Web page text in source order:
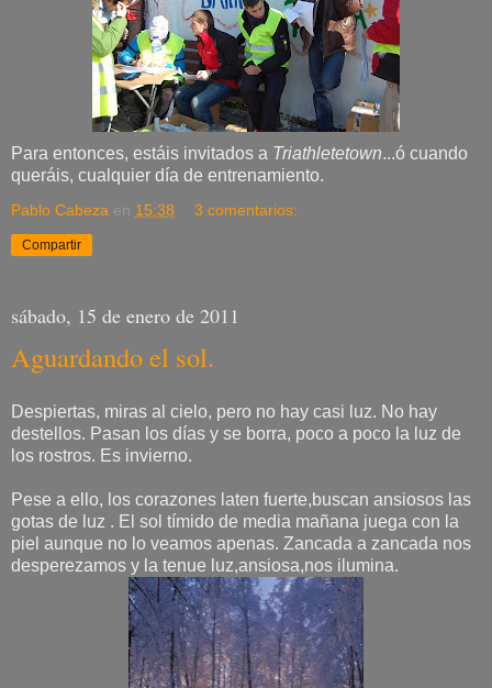
Para entonces, estáis invitados a Triathletetown...ó cuando
queráis, cualquier día de entrenamiento.
Pablo Cabeza en 15:38 3 comentarios:
Compartir
sábado, 15 de enero de 2011
Aguardando el sol.
Despiertas, miras al cielo, pero no hay casi luz. No hay
destellos. Pasan los días y se borra, poco a poco la luz de
los rostros. Es invierno.
Pese a ello, los corazones laten fuerte,buscan ansiosos las
gotas de luz . El sol tímido de media mañana juega con la
piel aunque no lo veamos apenas. Zancada a zancada nos
desperezamos y la tenue luz,ansiosa,nos ilumina.